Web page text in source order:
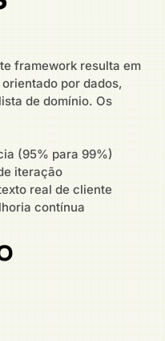
framework resulta em
por dados,
de domínio. Os
(95% para 99%)
iteração
real de cliente
contínua